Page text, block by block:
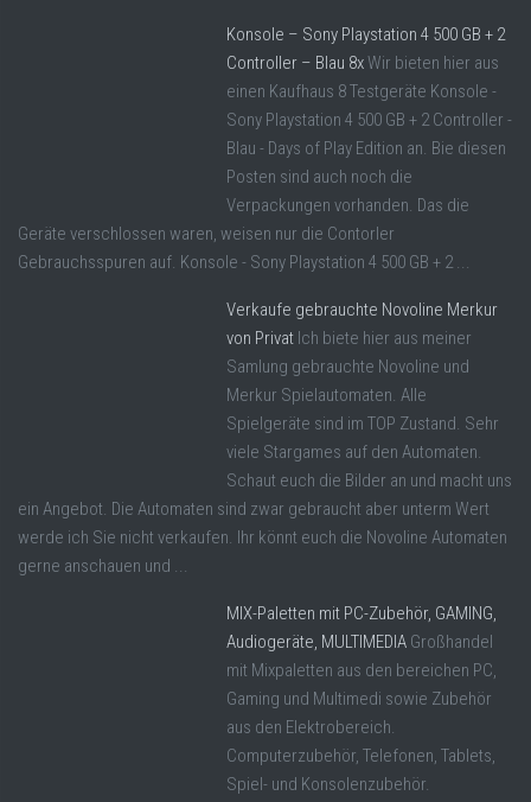
Konsole – Sony Playstation 4 500 GB + 2
Controller – Blau 8xWir bieten hier aus
einen Kaufhaus 8 Testgeräte Konsole -
Sony Playstation 4 500 GB + 2 Controller -
Blau - Days of Play Edition an. Bie diesen
Posten sind auch noch die
Verpackungen vorhanden. Das die
Geräte verschlossen waren, weisen nur die Contorler
Gebrauchsspuren auf. Konsole - Sony Playstation 4 500 GB + 2 ...
Verkaufe gebrauchte Novoline Merkur
von Privat Ich biete hier aus meiner
Samlung gebrauchte Novoline und
Merkur Spielautomaten. Alle
Spielgeräte sind im TOP Zustand. Sehr
viele Stargames auf den Automaten.
Schaut euch die Bilder an und macht uns
ein Angebot. Die Automaten sind zwar gebraucht aber unterm Wert
werde ich Sie nicht verkaufen. Ihr könnt euch die Novoline Automaten
gerne anschauen und ...
MIX-Paletten mit PC-Zubehör, GAMING,
Audiogeräte, MULTIMEDIA Großhandel
mit Mixpaletten aus den bereichen PC,
Gaming und Multimedi sowie Zubehör
aus den Elektrobereich.
Computerzubehör, Telefonen, Tablets,
Spiel- und Konsolenzubehör.